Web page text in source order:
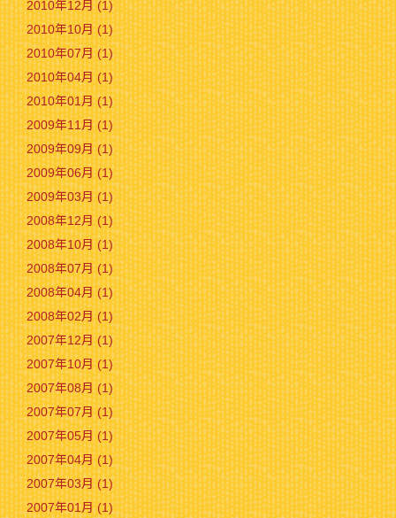
2010年12月 (1)
2010年10月 (1)
2010年07月 (1)
2010年04月 (1)
2010年01月 (1)
2009年11月 (1)
2009年09月 (1)
2009年06月 (1)
2009年03月 (1)
2008年12月 (1)
2008年10月 (1)
2008年07月 (1)
2008年04月 (1)
2008年02月 (1)
2007年12月 (1)
2007年10月 (1)
2007年08月 (1)
2007年07月 (1)
2007年05月 (1)
2007年04月 (1)
2007年03月 (1)
2007年01月 (1)